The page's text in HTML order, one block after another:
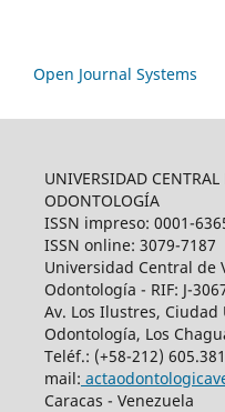
Open Journal Systems
UNIVERSIDAD
ODONTOLOGÍA
ISSN impreso: 0001-
ISSN online: 3079-7187
Universidad Central de
Odontología - RIF: J-
Av. Los Ilustres,
Odontología, Los
Teléf.: (+58-212)
mail:
Caracas - Venezuela